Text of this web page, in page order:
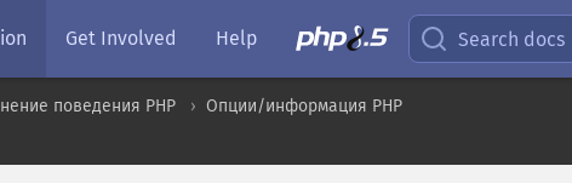
Get Involved Help Search docs
поведения PHP
Опции/информация PHP